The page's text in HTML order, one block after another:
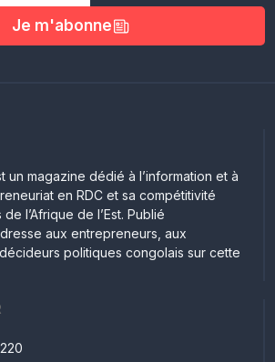
Je m'abonne
un magazine dédié à l’information et à
en RDC et sa compétitivité
l’Afrique de l’Est. Publié
aux entrepreneurs, aux
politiques congolais sur cette